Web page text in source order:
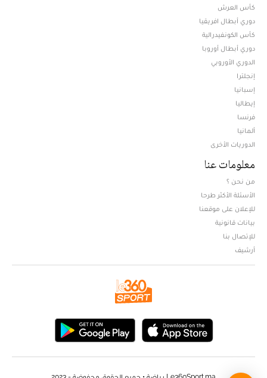
كأس العرش
دوري أبطال افريقيا
كأس الكونفيدرالية
دوري أبطال أوروبا
الدوري الأوروبي
إنجلترا
إسبانيا
إيطاليا
فرنسا
ألمانيا
الدوريات الأخرى
معلومات عنا
من نحن ؟
الأسئلة الأكثر طرحا
للإعلان على موقعنا
بيانات قانونية
للإتصال بنا
أرشيف